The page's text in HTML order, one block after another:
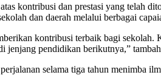
kontribusi dan prestasi yang telah
dan daerah melalui berbagai
kontribusi terbaik bagi
jenjang pendidikan berikutnya,”
selama tiga tahun menimba